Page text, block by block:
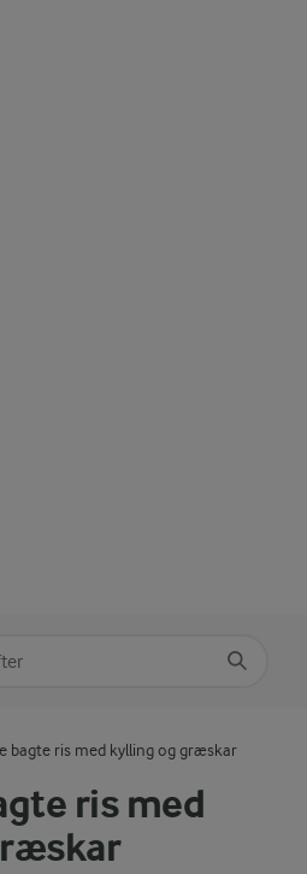
ris med
bagte ris med kylling og græskar